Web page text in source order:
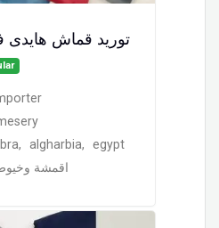
توريد قماش هايدى
, algharbia,
egypt
اقمشة